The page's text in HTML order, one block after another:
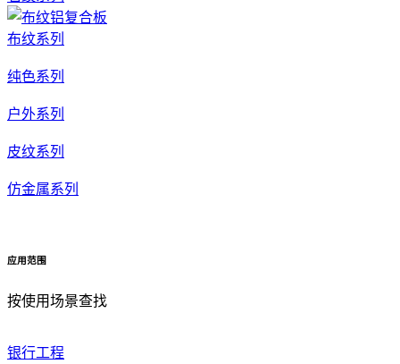
布纹系列
纯色系列
户外系列
皮纹系列
仿金属系列
应用范围
按使用场景查找
银行工程